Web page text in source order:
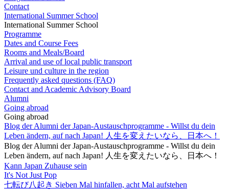
Contact
International Summer School
International Summer School
Programme
Dates and Course Fees
Rooms and Meals/Board
Arrival and use of local public transport
Leisure und culture in the region
Frequently asked questions (FAQ)
Contact and Academic Advisory Board
Alumni
Going abroad
Going abroad
Blog der Alumni der Japan-Austauschprogramme - Willst du dein
Leben ändern, auf nach Japan! 人生を変えたいなら、日本へ！
Blog der Alumni der Japan-Austauschprogramme - Willst du dein
Leben ändern, auf nach Japan! 人生を変えたいなら、日本へ！
Kann Japan Zuhause sein
It's Not Just Pop
七転び八起き Sieben Mal hinfallen, acht Mal aufstehen